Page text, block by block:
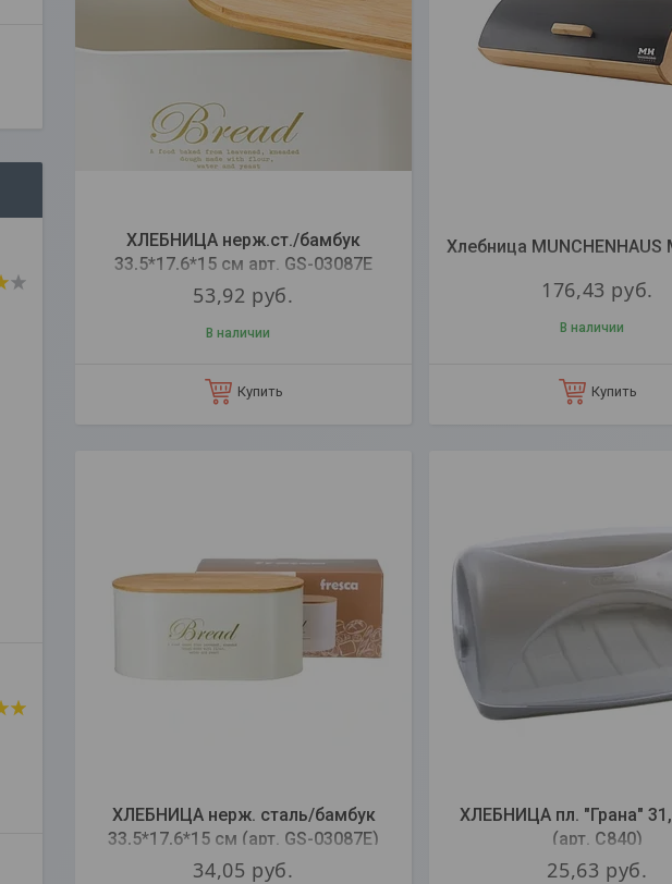
ХЛЕБНИЦА нерж.ст./бамбук
33,5*17,6*15 см арт. GS-03087E
53,92 руб.
В наличии
Купить
Хлебница MUNCHENHAUS
176,43 руб.
В наличии
Купить
ХЛЕБНИЦА нерж. сталь/бамбук
33,5*17,6*15 см (арт. GS-03087E)
34,05 руб.
ХЛЕБНИЦА пл. "Грана"
(арт. С840)
25,63 руб.